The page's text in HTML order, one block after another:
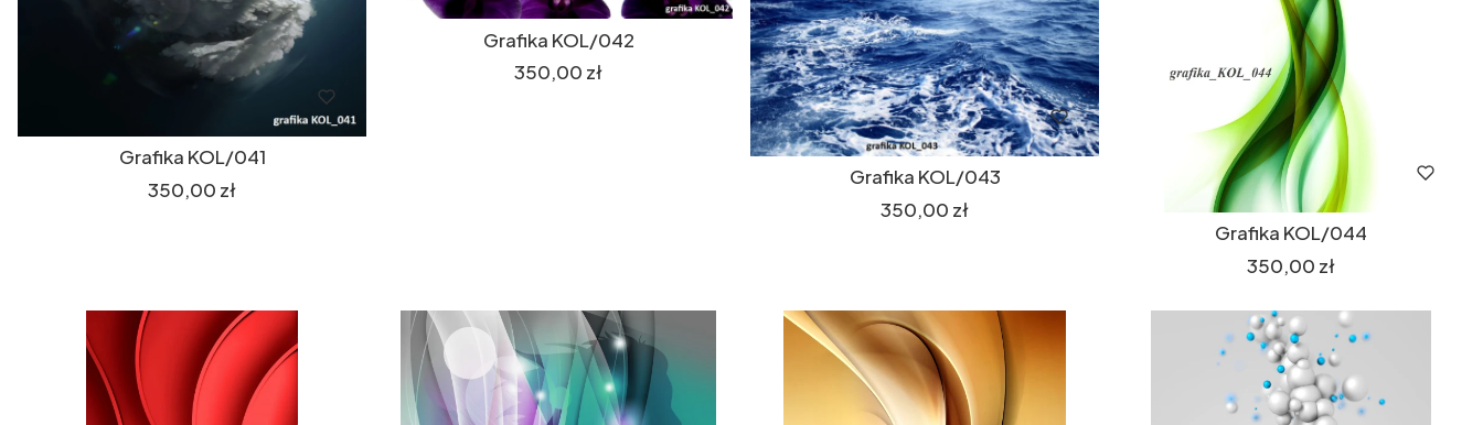
Grafika KOL/041
Cena
350,00 zł
Grafika KOL/042
Cena
350,00 zł
Grafika KOL/043
Cena
350,00 zł
Grafika KOL/044
Cena
350,00 zł